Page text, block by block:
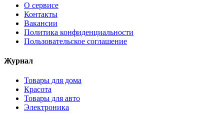
О сервисе
Контакты
Вакансии
Политика конфиденциальности
Пользовательское соглашение
Журнал
Товары для дома
Красота
Товары для авто
Электроника